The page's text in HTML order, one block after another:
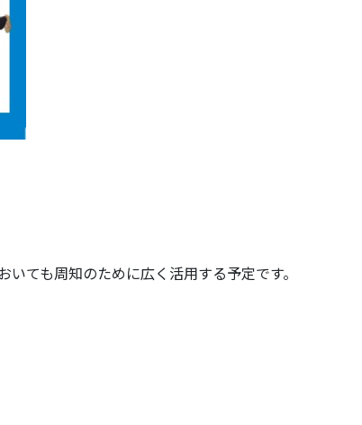
ても周知のために広く活用する予定です。